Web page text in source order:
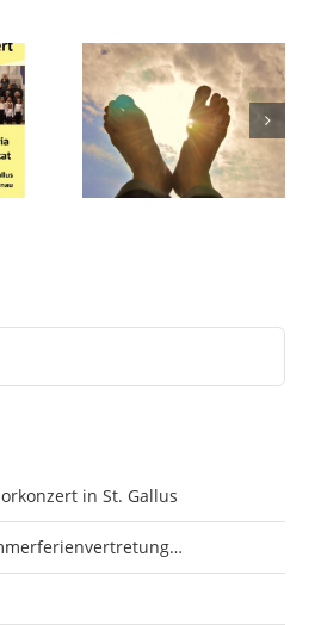
in St. Gallus